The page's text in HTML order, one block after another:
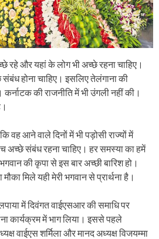
रहे और यहां के लोग भी अच्छे रहना चाहिए।
होना चाहिए। इसलिए तेलंगाना की
कर्नाटक की राजनीति में भी उंगली नहीं की।
वह आने वाले दिनों में भी पड़ोसी राज्यों में
अच्छे संबंध रहना चाहिए। हर समस्या का हमें
की कृपा से इस बार अच्छी बारिश हो।
मिले यही मेरी भगवान से प्रार्थना है।
में दिवंगत वाईएसआर की समाधि पर
कार्यक्रम में भाग लिया। इससे पहले
वाईएस शर्मिला और मानद अध्यक्ष विजयम्मा